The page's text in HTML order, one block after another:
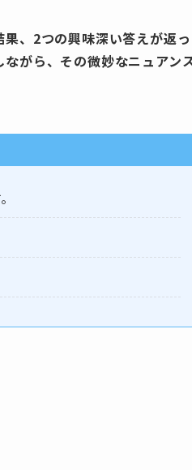
、2つの興味深い答えが返っ
がら、その微妙なニュアン